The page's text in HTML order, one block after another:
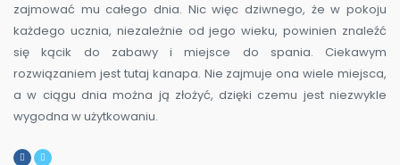
zajmować mu całego dnia. Nic więc dziwnego, że w pokoju
każdego ucznia, niezależnie od jego wieku, powinien znaleźć
się kącik do zabawy i miejsce do spania. Ciekawym
rozwiązaniem jest tutaj kanapa. Nie zajmuje ona wiele miejsca,
a w ciągu dnia można ją złożyć, dzięki czemu jest niezwykle
wygodna w użytkowaniu.